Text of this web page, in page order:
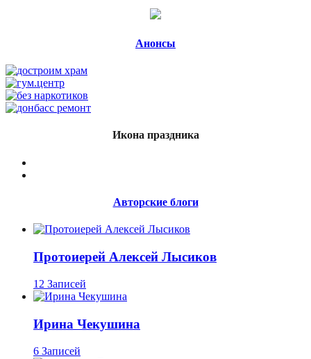
Анонсы
Икона праздника
Авторские блоги
Протоиерей Алексей Лысиков
12 Записей
Ирина Чекушина
6 Записей